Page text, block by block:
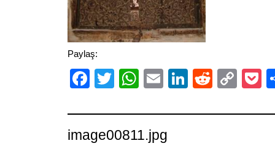
Paylaş:
Facebook
TwitterWhatsApp
EmailLinkedIn
Reddit
image00811.jpg